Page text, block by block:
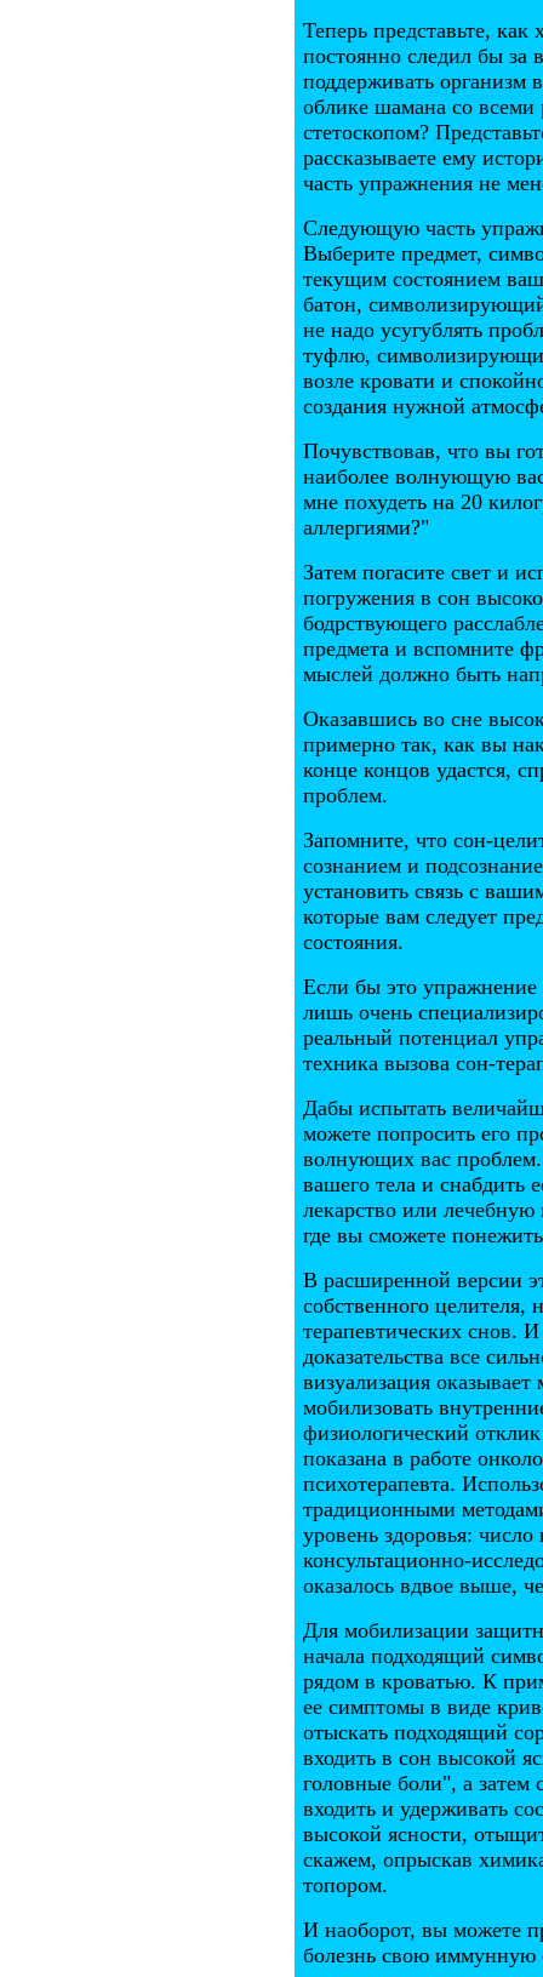
Теперь представьте,
постоянно следил бы
поддерживать организм
облике шамана со всеми
стетоскопом?
рассказываете ему
часть упражнения не
Следующую часть
Выберите предмет,
текущим состоянием
батон,
не надо усугублять
туфлю,
возле кровати и
создания нужной
Почувствовав, что вы
наиболее волнующую
мне похудеть на 20
аллергиями?"
Затем погасите свет и
погружения в сон
бодрствующего
предмета и вспомните
мыслей должно быть
Оказавшись во сне
примерно так, как вы
конце концов удастся,
проблем.
Запомните, что сон-
сознанием и
установить связь с
которые вам следует
состояния.
Если бы это упражнение
лишь очень
реальный потенциал
техника вызова сон-
Дабы испытать
можете попросить его
волнующих вас
вашего тела и снабдить
лекарство или
где вы сможете
В расширенной версии
собственного целителя,
терапевтических снов.
доказательства все
визуализация
мобилизовать
физиологический
показана в работе
психотерапевта.
традиционными
уровень здоровья:
консультационно-
оказалось вдвое выше,
Для мобилизации
начала подходящий
рядом в кроватью. К
ее симптомы в виде
отыскать подходящий
входить в сон высокой
головные боли", а затем
входить и удерживать
высокой ясности,
скажем, опрыскав
топором.
И наоборот, вы можете
болезнь свою иммунную